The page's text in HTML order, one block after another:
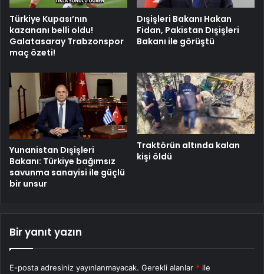
Türkiye Kupası’nın
kazananı belli oldu!
Galatasaray Trabzonspor
maç özeti!
Dışişleri Bakanı Hakan
Fidan, Pakistan Dışişleri
Bakanı ile görüştü
Yunanistan Dışişleri
Bakanı: Türkiye bağımsız
savunma sanayisi ile güçlü
bir unsur
Traktörün altında kalan
kişi öldü
Bir yanıt yazın
E-posta adresiniz yayınlanmayacak. Gerekli alanlar * ile